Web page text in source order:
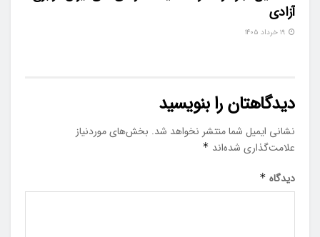
آزادی
دیدگاهتان را بنویسید
نشانی ایمیل شما منتشر نخواهد شد. بخش‌های موردنیاز
علامت‌گذاری شده‌اند *
دیدگاه *